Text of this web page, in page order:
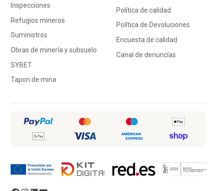
Inspecciones
Refugios mineros
Suministros
Obras de minería y subsuelo
SYBET
Tapon de mina
Política de calidad
Política de Devoluciones
Encuesta de calidad
Canal de denuncías